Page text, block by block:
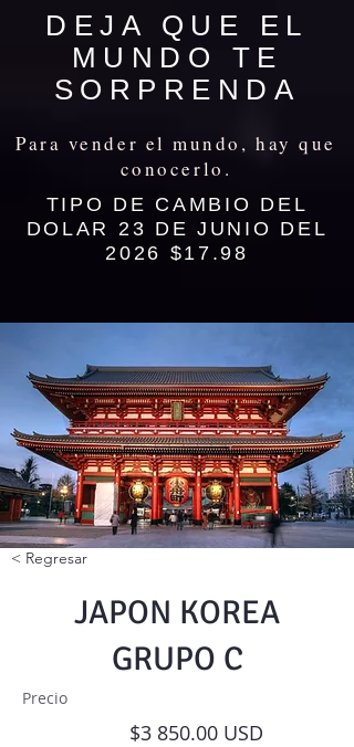
DEJA QUE EL
MUNDO TE
SORPRENDA
Para vender el mundo, hay que
conocerlo.
TIPO DE CAMBIO DEL
DOLAR 23 DE JUNIO DEL
2026 $17.98
< Regresar
JAPON KOREA
GRUPO C
Precio
$3 850.00 USD